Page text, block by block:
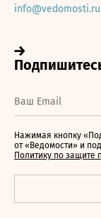
info@vedomosti.ru
Нажимая кнопку
от «Ведомости» и
Политику по защите